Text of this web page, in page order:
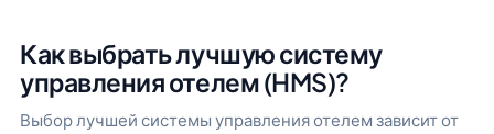
Как выбрать лучшую систему
управления отелем (HMS)?
Выбор лучшей системы управления отелем зависит от